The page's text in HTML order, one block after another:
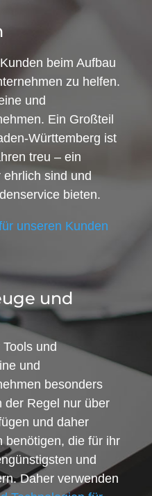
beim Aufbau
zu helfen.
und
Ein Großteil
Württemberg ist
treu – ein
sind und
bieten.
unseren Kunden
und
und
und
besonders
der Regel nur über
und daher
benötigen, die für ihr
und
Daher verwenden